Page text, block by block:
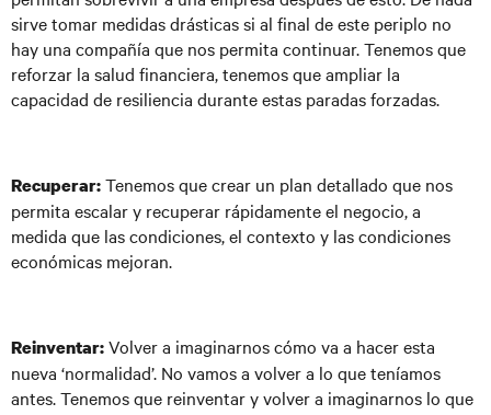
sirve tomar medidas drásticas si al final de este periplo no
hay una compañía que nos permita continuar. Tenemos que
reforzar la salud financiera, tenemos que ampliar la
capacidad de resiliencia durante estas paradas forzadas.
Recuperar:Tenemos que crear un plan detallado que nos
permita escalar y recuperar rápidamente el negocio, a
medida que las condiciones, el contexto y las condiciones
económicas mejoran.
Reinventar:Volver a imaginarnos cómo va a hacer esta
nueva ‘normalidad’. No vamos a volver a lo que teníamos
antes. Tenemos que reinventar y volver a imaginarnos lo que